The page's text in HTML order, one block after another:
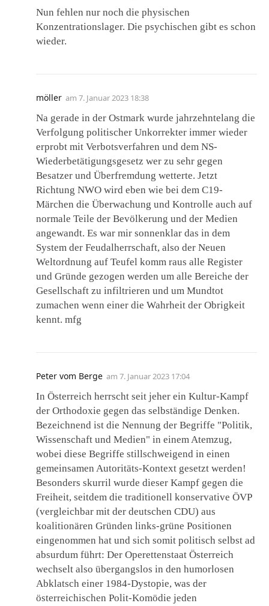
Nun fehlen nur noch die physischen
Konzentrationslager. Die psychischen gibt es schon
wieder.
möller am 7. Januar 2023 18:38
Na gerade in der Ostmark wurde jahrzehntelang die
Verfolgung politischer Unkorrekter immer wieder
erprobt mit Verbotsverfahren und dem NS-
Wiederbetätigungsgesetz wer zu sehr gegen
Besatzer und Überfremdung wetterte. Jetzt
Richtung NWO wird eben wie bei dem C19-
Märchen die Überwachung und Kontrolle auch auf
normale Teile der Bevölkerung und der Medien
angewandt. Es war mir sonnenklar das in dem
System der Feudalherrschaft, also der Neuen
Weltordnung auf Teufel komm raus alle Register
und Gründe gezogen werden um alle Bereiche der
Gesellschaft zu infiltrieren und um Mundtot
zumachen wenn einer die Wahrheit der Obrigkeit
kennt. mfg
Peter vom Berge am 7. Januar 2023 17:04
In Österreich herrscht seit jeher ein Kultur-Kampf
der Orthodoxie gegen das selbständige Denken.
Bezeichnend ist die Nennung der Begriffe "Politik,
Wissenschaft und Medien" in einem Atemzug,
wobei diese Begriffe stillschweigend in einen
gemeinsamen Autoritäts-Kontext gesetzt werden!
Besonders skurril wurde dieser Kampf gegen die
Freiheit, seitdem die traditionell konservative ÖVP
(vergleichbar mit der deutschen CDU) aus
koalitionären Gründen links-grüne Positionen
eingenommen hat und sich somit politisch selbst ad
absurdum führt: Der Operettenstaat Österreich
wechselt also übergangslos in den humorlosen
Abklatsch einer 1984-Dystopie, was der
österreichischen Polit-Komödie jeden